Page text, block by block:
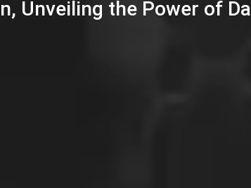
Unveiling the Power of